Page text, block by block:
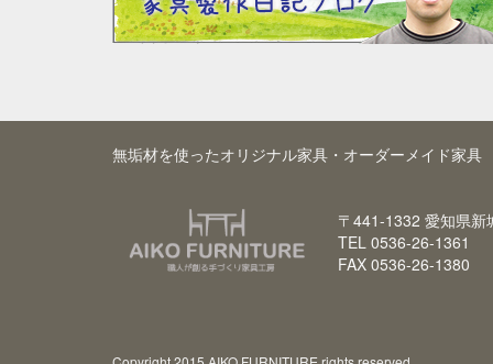
無垢材を使ったオリジナル家具・オーダーメイド家
〒441-1332 愛知県
TEL 0536-26-1361
FAX 0536-26-1380